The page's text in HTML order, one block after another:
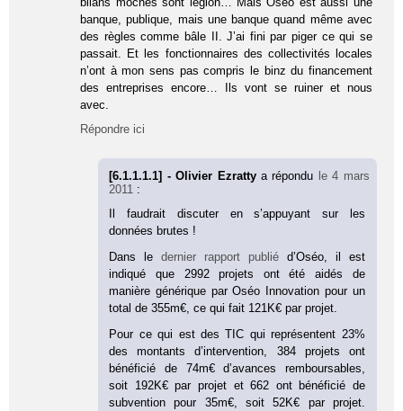
banque, publique, mais une banque quand même avec
des règles comme bâle II. J’ai fini par piger ce qui se
passait. Et les fonctionnaires des collectivités locales
n’ont à mon sens pas compris le binz du financement
des entreprises encore… Ils vont se ruiner et nous
avec.
Répondre ici
[6.1.1.1.1] - Olivier Ezratty a répondu le 4 mars
2011 :
Il faudrait discuter en s’appuyant sur les
données brutes !
Dans ledernier rapport publié d’Oséo, il est
indiqué que 2992 projets ont été aidés de
manière générique par Oséo Innovation pour un
total de 355m€, ce qui fait 121K€ par projet.
Pour ce qui est des TIC qui représentent 23%
des montants d’intervention, 384 projets ont
bénéficié de 74m€ d’avances remboursables,
soit 192K€ par projet et 662 ont bénéficié de
subvention pour 35m€, soit 52K€ par projet.